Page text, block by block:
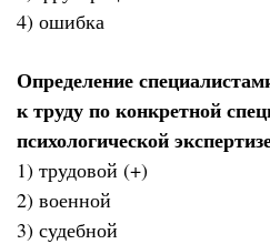
4) ошибка
Определение
к труду по конкретной
психологической
1) трудовой (+)
2) военной
3) судебной